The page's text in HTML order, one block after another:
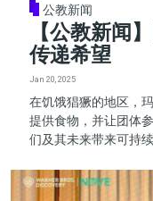
公教新闻
【公教新闻
传递希望
Jan 20, 2025
在饥饿猖獗的地区，
提供食物，并让团体
们及其未来带来可持续